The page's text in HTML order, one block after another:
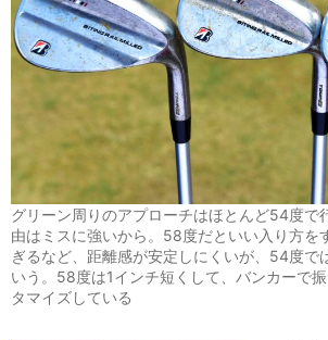
グリーン周りのアプローチはほとんど54度で
由はミスに強いから。58度だといい入り方を
ぎるなど、距離感が安定しにくいが、54度で
いう。58度は1インチ短くして、バンカーで
タマイズしている